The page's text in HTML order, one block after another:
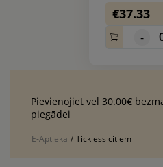
€37.33
-
Pievienojiet vel 30.00€
piegādei
E-Aptieka / Tickless citiem